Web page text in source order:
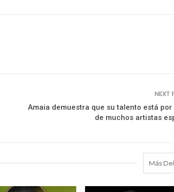
NEXT
Amaia demuestra que su talento está por
de muchos artistas
Más